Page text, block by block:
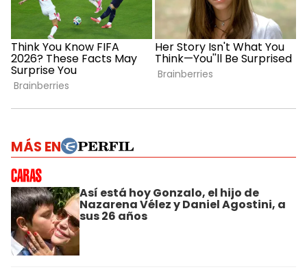
MÁS EN
Así está hoy Gonzalo, el hijo de
Nazarena Vélez y Daniel Agostini, a
sus 26 años